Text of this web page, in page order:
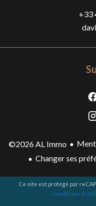
+33
©2026 AL Immo
Changer ses
Ce site est protégé par
conditions